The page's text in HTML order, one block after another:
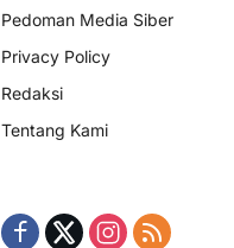
Pedoman Media Siber
Privacy Policy
Redaksi
Tentang Kami